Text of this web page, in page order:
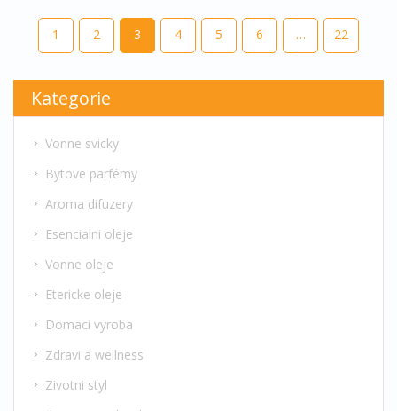
1 2 3 4 5 6 … 22
Kategorie
Vonne svicky
Bytove parfémy
Aroma difuzery
Esencialni oleje
Vonne oleje
Etericke oleje
Domaci vyroba
Zdravi a wellness
Zivotni styl